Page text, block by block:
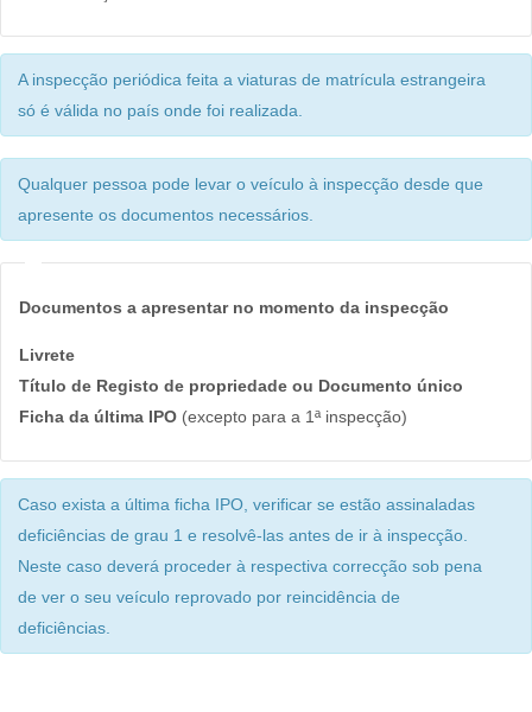
A inspecção periódica feita a viaturas de matrícula estrangeira
só é válida no país onde foi realizada.
Qualquer pessoa pode levar o veículo à inspecção desde que
apresente os documentos necessários.
Documentos a apresentar no momento da inspecção
Livrete
Título de Registo de propriedade ou Documento único
Ficha da última IPO (excepto para a 1ª inspecção)
Caso exista a última ficha IPO, verificar se estão assinaladas
deficiências de grau 1 e resolvê-las antes de ir à inspecção.
Neste caso deverá proceder à respectiva correcção sob pena
de ver o seu veículo reprovado por reincidência de
deficiências.